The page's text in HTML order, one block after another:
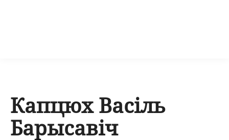
Капцюх Васіль
Барысавіч